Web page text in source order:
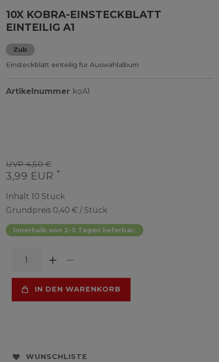
10X KOBRA-EINSTECKBLATT
EINTEILIG A1
Zub
Einsteckblatt einteilig für Auswahlalbum
Artikelnummer koA1
UVP 4,50 €
3,99 EUR *
Inhalt 10 Stück
Grundpreis 0,40 € / Stück
Innerhalb von 2-3 Tagen lieferbar.
IN DEN WARENKORB
WUNSCHLISTE